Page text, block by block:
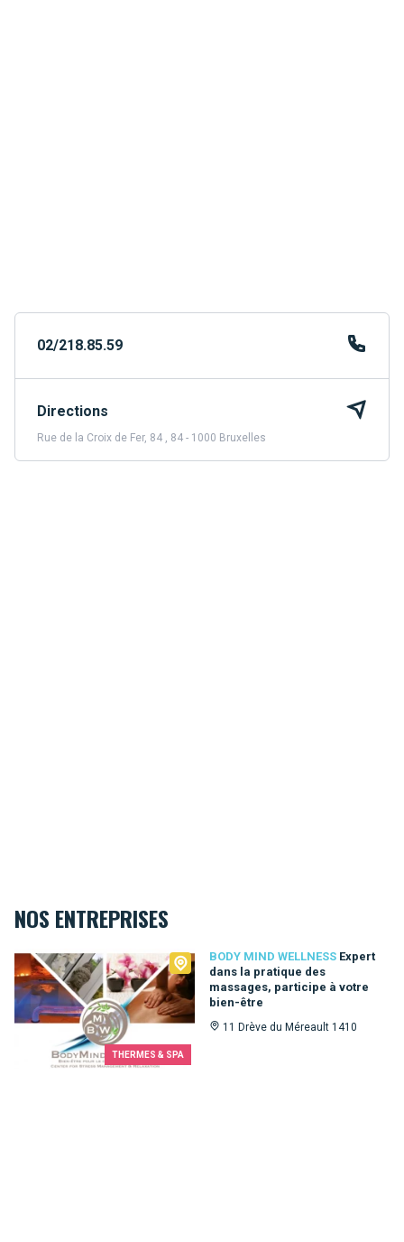
02/218.85.59
Directions
Rue de la Croix de Fer, 84 , 84 - 1000 Bruxelles
NOS ENTREPRISES
THERMES & SPA
BODY MIND WELLNESS Expert
dans la pratique des
massages, participe à votre
bien-être
11 Drève du Méreault 1410
Body Mind Wellness